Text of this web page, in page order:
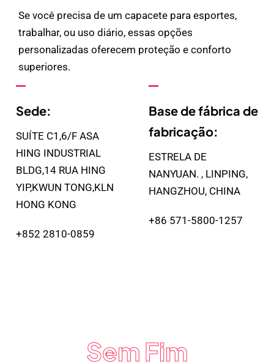
Se você precisa de um capacete para esportes,
trabalhar, ou uso diário, essas opções
personalizadas oferecem proteção e conforto
superiores.
Sede:
SUÍTE C1,6/F ASA
HING INDUSTRIAL
BLDG,14 RUA HING
YIP,KWUN TONG,KLN
HONG KONG
+852 2810-0859
Base de fábrica de
fabricação:
ESTRELA DE
NANYUAN. , LINPING,
HANGZHOU, CHINA
+86 571-5800-1257
Sem Fim